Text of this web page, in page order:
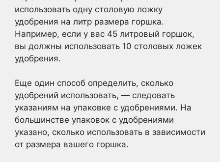
использовать одну столовую ложку
удобрения на литр размера горшка.
Например, если у вас 45 литровый горшок,
вы должны использовать 10 столовых ложек
удобрения.
Еще один способ определить, сколько
удобрений использовать, — следовать
указаниям на упаковке с удобрениями. На
большинстве упаковок с удобрениями
указано, сколько использовать в зависимости
от размера вашего горшка.